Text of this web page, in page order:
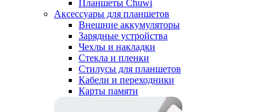
Планшеты Chuwi
Аксессуары для планшетов
Внешние аккумуляторы
Зарядные устройства
Чехлы и накладки
Стекла и пленки
Стилусы для планшетов
Кабели и переходники
Карты памяти